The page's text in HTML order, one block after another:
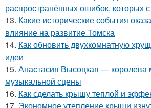
распространённых ошибок, которых
13. Какие исторические события
влияние на развитие Томска
14. Как обновить двухкомнатную
идеи
15. Анастасия Высоцкая — королева
музыкальной сцены
16. Как сделать крышу теплой и